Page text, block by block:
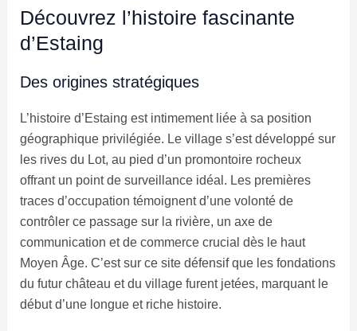
Découvrez l’histoire fascinante
d’Estaing
Des origines stratégiques
L’histoire d’Estaing est intimement liée à sa position
géographique privilégiée. Le village s’est développé sur
les rives du Lot, au pied d’un promontoire rocheux
offrant un point de surveillance idéal. Les premières
traces d’occupation témoignent d’une volonté de
contrôler ce passage sur la rivière, un axe de
communication et de commerce crucial dès le haut
Moyen Âge. C’est sur ce site défensif que les fondations
du futur château et du village furent jetées, marquant le
début d’une longue et riche histoire.